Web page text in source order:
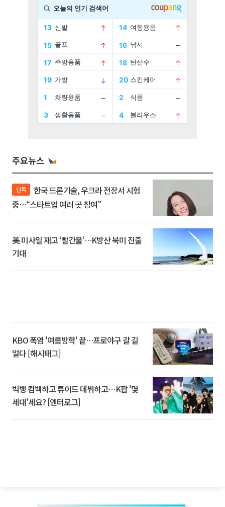
주요뉴스
단독
중…“스타트업 여러 곳 참여”
美 미사일 재고 ‘빨간불’…K방산 북미 진출
기대
KBO 폭염 '여름방학' 끝…프로야구 갈 길
멀다 [해시태그]
빅뱅 컴백하고 튜이드 데뷔하고⋯K팝 '몇
세대'세요? [엔터로그]